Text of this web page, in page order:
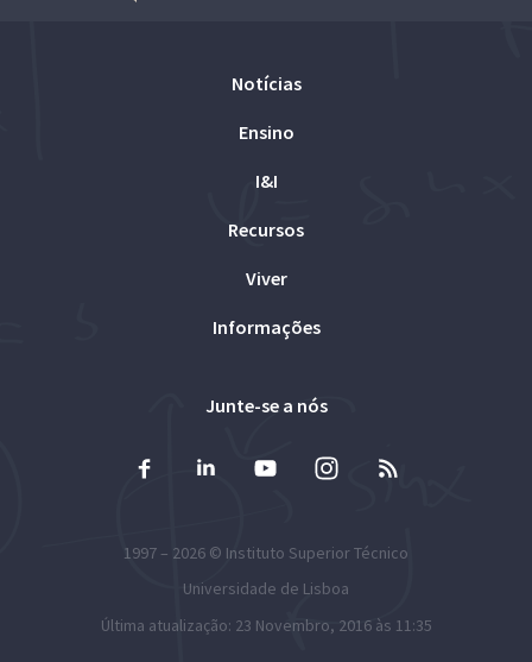
Notícias
Ensino
I&I
Recursos
Viver
Informações
Junte-se a nós
1997 – 2026 © Instituto Superior Técnico
Universidade de Lisboa
Última atualização: 23 Novembro, 2016 às 11:35